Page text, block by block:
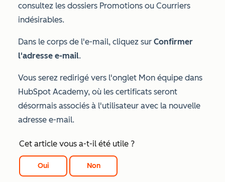
consultez les dossiers Promotions ou Courriers
indésirables.
Dans le corps de l'e-mail, cliquez sur Confirmer
l'adresse e-mail.
Vous serez redirigé vers l'onglet Mon équipe dans
HubSpot Academy, où les certificats seront
désormais associés à l'utilisateur avec la nouvelle
adresse e-mail.
Cet article vous a-t-il été utile ?
Oui Non